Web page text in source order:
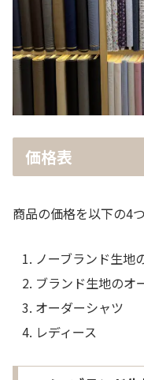
価格表
商品の価格を以下の4
ノーブランド生地
ブランド生地のオ
オーダーシャツ
レディース